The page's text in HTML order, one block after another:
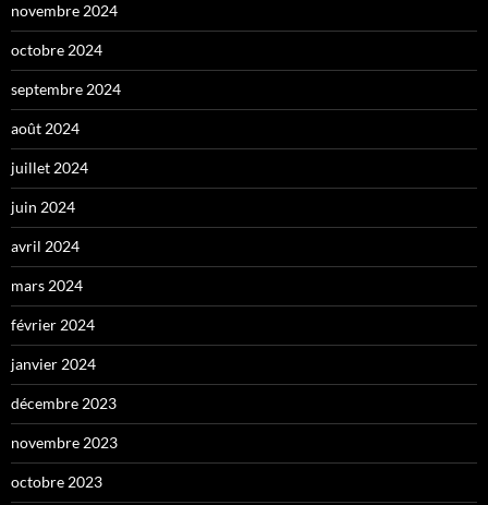
novembre 2024
octobre 2024
septembre 2024
août 2024
juillet 2024
juin 2024
avril 2024
mars 2024
février 2024
janvier 2024
décembre 2023
novembre 2023
octobre 2023